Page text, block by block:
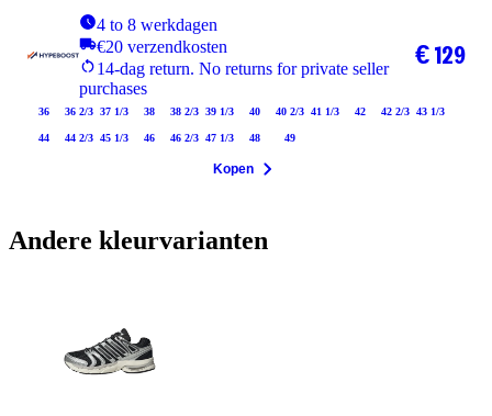
4 to 8 werkdagen
€20 verzendkosten
14-dag return. No returns for private seller
purchases
36 36 2/3 37 1/3 38 38 2/3 39 1/3 40 40 2/3 41 1/3 42 42 2/3 43 1/3
44 44 2/3 45 1/3 46 46 2/3 47 1/3 48 49
€ 129
Kopen
Andere kleurvarianten